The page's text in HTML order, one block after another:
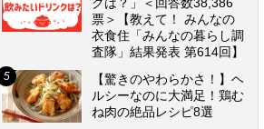
票＞【教えて！ みんなの
衣食住「みんなの暮らし調
査隊」結果発表 第614回】
【驚きのやわらかさ！】ヘ
ルシーなのに大満足！鶏む
ね肉の絶品レシピ8選